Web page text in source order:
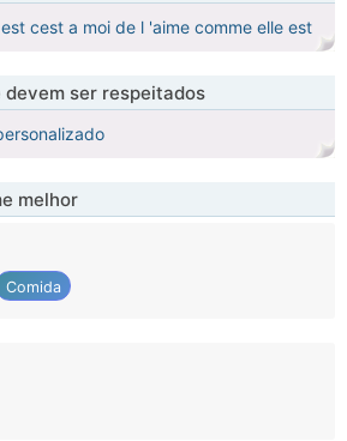
cest a moi de l 'aime comme elle est
ser respeitados
melhor
Comida